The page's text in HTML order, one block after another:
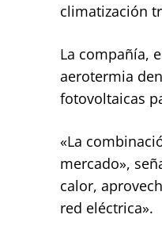
climatización
La compañía,
aerotermia
fotovoltaicas
«La
mercado»,
calor,
red eléctrica».